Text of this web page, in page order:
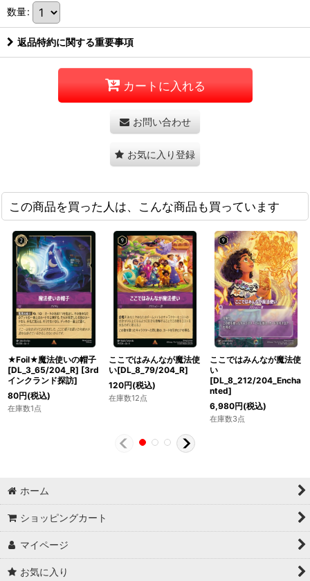
数量:
返品特約に関する重要事項
カートに入れる
お問い合わせ
お気に入り登録
この商品を買った人は、こんな商品も買っています
★Foil★魔法使いの帽子
[DL_3_65/204_R] [3rd
インクランド探訪]
80円(税込)
在庫数1点
ここではみんなが魔法使
い[DL_8_79/204_R]
120円(税込)
在庫数12点
ここではみんなが魔法使
い
[DL_8_212/204_Encha
nted]
6,980円(税込)
在庫数3点
ホーム
ショッピングカート
マイページ
お気に入り